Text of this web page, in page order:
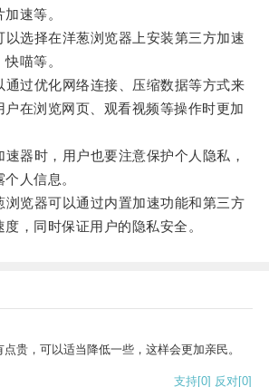
速等。
选择在洋葱浏览器上安装第三方加速
喵等。
过优化网络连接、压缩数据等方式来
在浏览网页、观看视频等操作时更加
时，用户也要注意保护个人隐私，
人信息。
览器可以通过内置加速功能和第三方
，同时保证用户的隐私安全。
贵，可以适当降低一些，这样会更加亲民。
支持[0] 反对[0]